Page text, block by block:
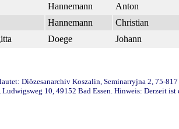
Hannemann Anton
Hannemann Christian
Doege Johann
Diözesanarchiv Koszalin, Seminarryjna 2, 75-
10, 49152 Bad Essen. Hinweis: Derzeit